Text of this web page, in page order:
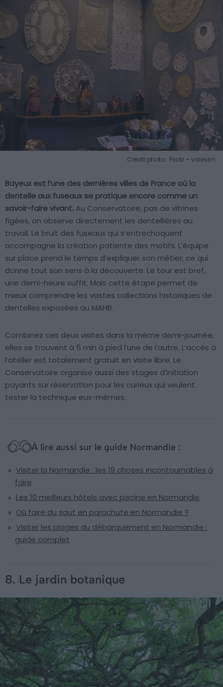
Crédit photo : Flickr – valesim
Bayeux est l’une des dernières villes de France où la
dentelle aux fuseaux se pratique encore comme un
savoir-faire vivant. Au Conservatoire, pas de vitrines
figées, on observe directement les dentellières au
travail. Le bruit des fuseaux qui s’entrechoquent
accompagne la création patiente des motifs. L’équipe
sur place prend le temps d’expliquer son métier, ce qui
donne tout son sens à la découverte. Le tour est bref,
une demi-heure suffit. Mais cette étape permet de
mieux comprendre les vastes collections historiques de
dentelles exposées au MAHB.
Combinez ces deux visites dans la même demi-journée,
elles se trouvent à 5 min à pied l’une de l’autre. L’accès à
l’atelier est totalement gratuit en visite libre. Le
Conservatoire organise aussi des stages d’initiation
payants sur réservation pour les curieux qui veulent
tester la technique eux-mêmes.
À lire aussi sur le guide Normandie :
Visiter la Normandie : les 19 choses incontournables à
faire
Les 10 meilleurs hôtels avec piscine en Normandie
Où faire du saut en parachute en Normandie ?
Visiter les plages du débarquement en Normandie :
guide complet
8. Le jardin botanique